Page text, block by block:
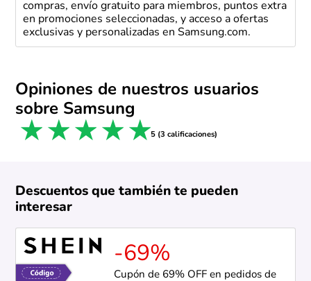
compras, envío gratuito para miembros, puntos extra
en promociones seleccionadas, y acceso a ofertas
exclusivas y personalizadas en Samsung.com.
Opiniones de nuestros usuarios
sobre Samsung
5 stars
4 stars
3 stars
2 stars
1 star 5 (3 calificaciones)
Descuentos que también te pueden
interesar
-69%
Cupón de 69% OFF en pedidos de